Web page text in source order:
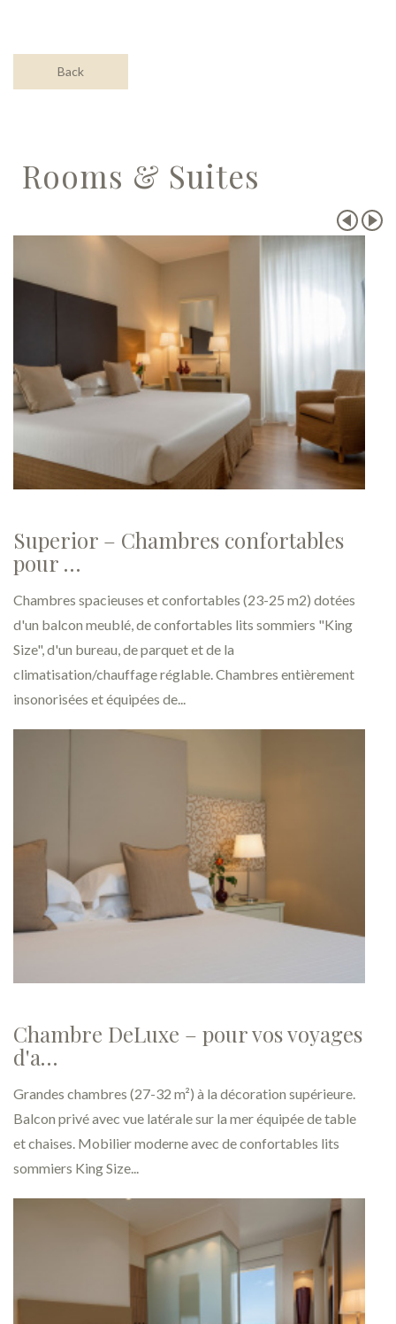
Back
Rooms & Suites
Superior – Chambres confortables
pour …
Chambres spacieuses et confortables (23-25 m2) dotées
d'un balcon meublé, de confortables lits sommiers "King
Size", d'un bureau, de parquet et de la
climatisation/chauffage réglable. Chambres entièrement
insonorisées et équipées de...
Chambre DeLuxe – pour vos voyages
d'a…
Grandes chambres (27-32 m²) à la décoration supérieure.
Balcon privé avec vue latérale sur la mer équipée de table
et chaises. Mobilier moderne avec de confortables lits
sommiers King Size...